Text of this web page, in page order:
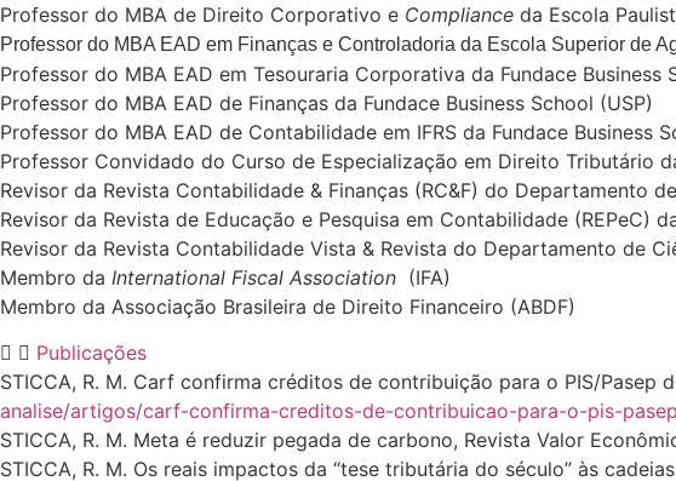
Professor do MBA de Direito Corporativo e Compliance da Escola
Professor do MBA EAD em Finanças e Controladoria da Escola Superior de
Professor do MBA EAD em Tesouraria Corporativa da Fundace Business
Professor do MBA EAD de Finanças da Fundace Business School (USP)
Professor do MBA EAD de Contabilidade em IFRS da Fundace Business
Professor Convidado do Curso de Especialização em Direito Tributário
Revisor da Revista Contabilidade & Finanças (RC&F) do Departamento
Revisor da Revista de Educação e Pesquisa em Contabilidade (REPeC)
Revisor da Revista Contabilidade Vista & Revista do Departamento de
Membro da International Fiscal Association (IFA)
Membro da Associação Brasileira de Direito Financeiro (ABDF)
Publicações
STICCA, R. M. Carf confirma créditos de contribuição para o PIS/Pasep
analise/artigos/carf-confirma-creditos-de-contribuicao-para-o-pis-
STICCA, R. M. Meta é reduzir pegada de carbono, Revista Valor
STICCA, R. M. Os reais impactos da “tese tributária do século” às